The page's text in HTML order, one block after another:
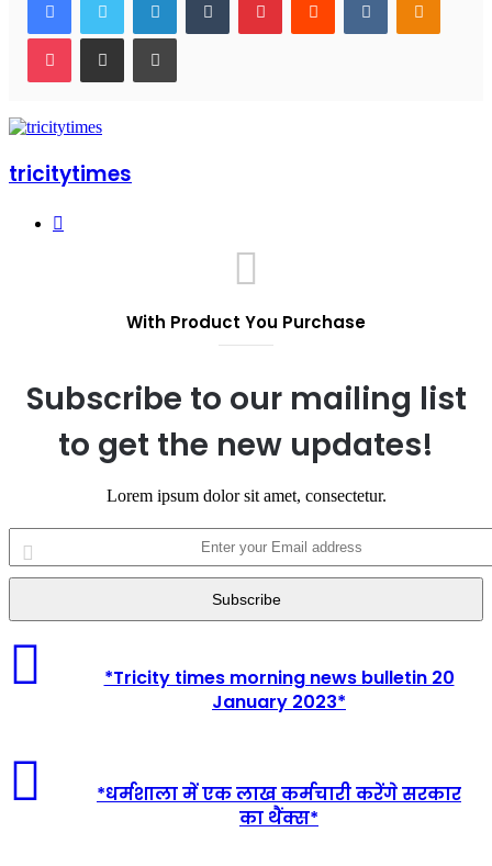
Pocket Share via Email Print
tricitytimes
With Product You Purchase
Subscribe to our mailing list
to get the new updates!
Lorem ipsum dolor sit amet, consectetur.
your
Email
*Tricity times morning news bulletin 20
January 2023*
*धर्मशाला में एक लाख कर्मचारी करेंगे सरकार
का थैंक्स*